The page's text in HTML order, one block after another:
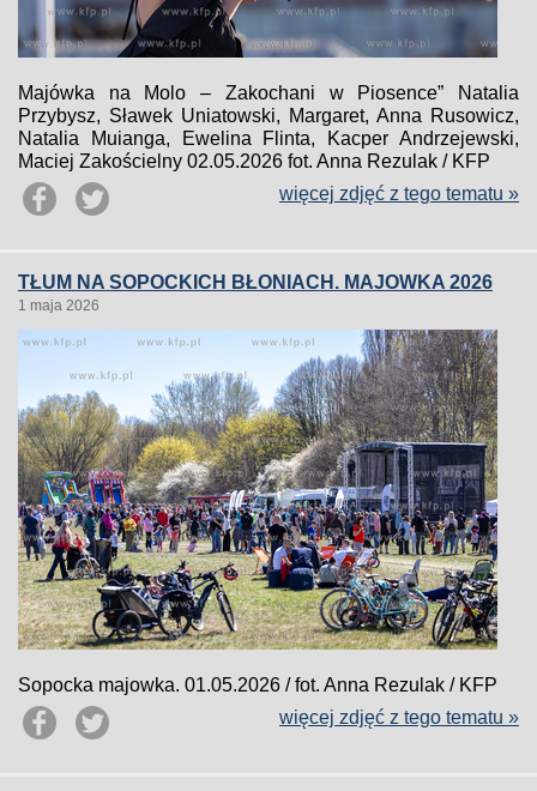
Majówka na Molo – Zakochani w Piosence” Natalia
Przybysz, Sławek Uniatowski, Margaret, Anna Rusowicz,
Natalia Muianga, Ewelina Flinta, Kacper Andrzejewski,
Maciej Zakościelny 02.05.2026 fot. Anna Rezulak / KFP
więcej zdjęć z tego tematu »
TŁUM NA SOPOCKICH BŁONIACH. MAJOWKA 2026
1 maja 2026
Sopocka majowka. 01.05.2026 / fot. Anna Rezulak / KFP
więcej zdjęć z tego tematu »